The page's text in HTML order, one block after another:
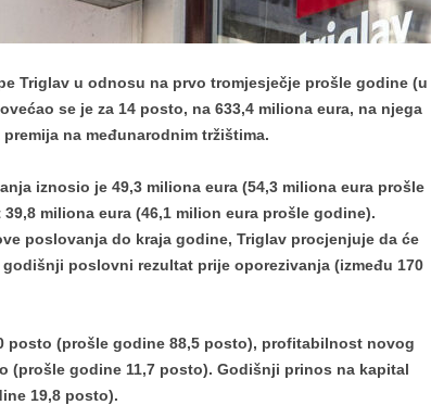
Triglav u odnosu na prvo tromjesječje prošle godine (u
se je za 14 posto, na 633,4 miliona eura, na njega
na međunarodnim tržištima.
iznosio je 49,3 miliona eura (54,3 miliona eura prošle
miliona eura (46,1 milion eura prošle godine).
poslovanja do kraja godine, Triglav procjenjuje da će
poslovni rezultat prije oporezivanja (između 170
posto (prošle godine 88,5 posto), profitabilnost novog
(prošle godine 11,7 posto). Godišnji prinos na kapital
19,8 posto).